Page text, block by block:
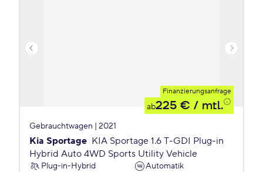
Finanzierungsanfrage
ab225 € / mtl.
Gebrauchtwagen | 2021
Kia Sportage KIA Sportage 1.6 T-GDI Plug-in
Hybrid Auto 4WD Sports Utility Vehicle
Plug-in-Hybrid
Automatik